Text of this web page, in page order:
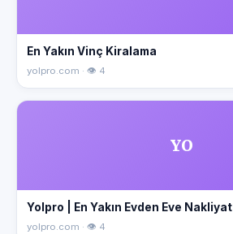
En Yakın Vinç Kiralama
yolpro.com · 👁 4
YO
Yolpro | En Yakın Evden Eve Nakliyat
yolpro.com · 👁 4